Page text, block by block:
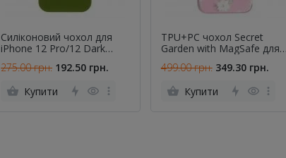
Силіконовий чохол для
iPhone 12 Pro/12 Dark
275.00 грн. 192.50 грн.
Купити
TPU+PC чохол Secret
Garden with MagSafe для
Pink
499.00 грн. 349.30 грн.
Купити